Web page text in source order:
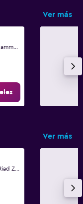
Ver más
Ver más